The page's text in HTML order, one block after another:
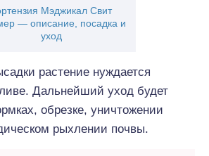
Мэджикал Свит
— описание, посадка и
уход
растение нуждается
Дальнейший уход будет
обрезке, уничтожении
рыхлении почвы.